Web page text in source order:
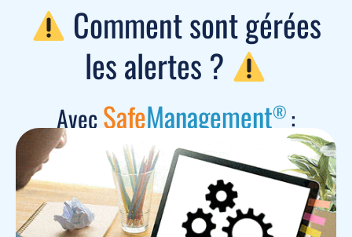
Comment sont gérées
les alertes ?
AvecSafeManagement® :